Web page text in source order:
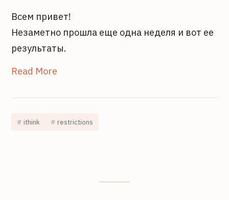
Всем привет!
Незаметно прошла еще одна неделя и вот ее
результаты.
Read More
ithink restrictions